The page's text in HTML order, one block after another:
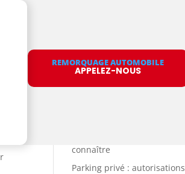
REMORQUAGE AUTOMOBILE
APPELEZ-NOUS
Rechercher
Articles
connaître
Parking privé : autorisations